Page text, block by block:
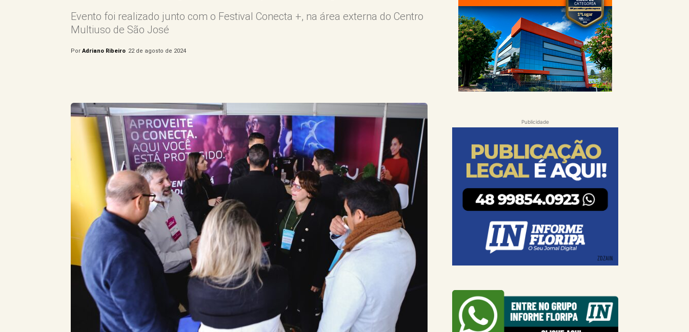
Evento foi realizado junto com o Festival Conecta +, na área externa do Centro
Multiuso de São José
Por Adriano Ribeiro 22 de agosto de 2024
Publicidade